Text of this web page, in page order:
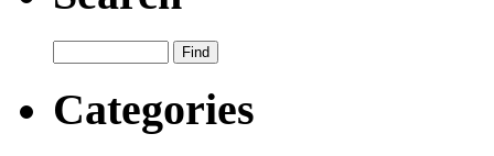
Categories